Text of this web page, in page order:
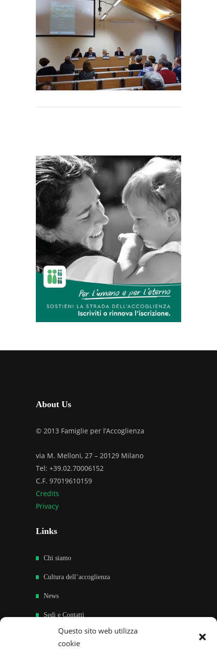
Questo sito web utilizza
cookie
About Us
© 2013 Famiglie per l’Accoglienza
via M. Melloni, 27 – 20129 Milano
Tel: +39.02.70006152
C.F. 97019610159
Credits
Privacy
Links
Chi siamo
Cultura dell’accoglienza
News
Sedi e Contatti
Sostieni